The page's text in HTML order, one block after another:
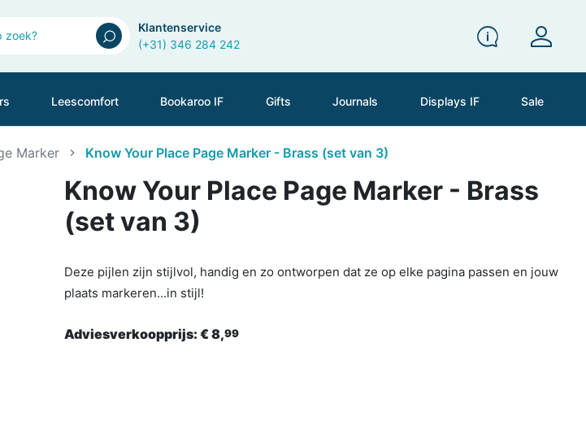
Klantenservice
(+31) 346 284 242
Leescomfort Bookaroo IF Gifts Journals Displays IF Sale
Marker Know Your Place Page Marker - Brass (set van 3)
Know Your Place Page Marker - Brass
(set van 3)
Deze pijlen zijn stijlvol, handig en zo ontworpen dat ze op elke pagina passen en jouw
plaats markeren...in stijl!
Adviesverkoopprijs: € 8,99